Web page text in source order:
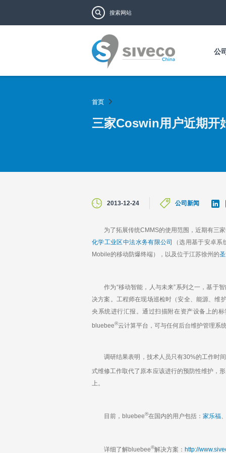
搜索表单
公
首页
三家Coswin用户近期开
2013-12-24 公司新闻
为了拓展传统CMMS的使用范围，近期有三
化学工业区中法水务有限公司
（选用基于安卓
Mobile的移动防爆终端），以及位于江苏徐州的
作为“移动智能，人与未来”系列之一，基于
决方案。工程师在现场巡检时（安全、能源、维
央系统进行汇报。通过扫描附在资产设备上的
bluebee®云计算平台，可与任何后台维护管理系
调研结果表明，技术人员只有30%的工作时间
式维修工作取代了原本应该进行的预防性维护，
上。
目前，bluebee®在国内的用户包括： 家乐福
详细了解bluebee®解决方案： http://
k
e
d
I
n